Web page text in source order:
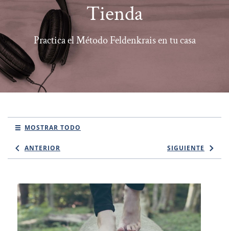
Tienda
Practica el Método Feldenkrais en tu casa
MOSTRAR TODO
ANTERIOR SIGUIENTE